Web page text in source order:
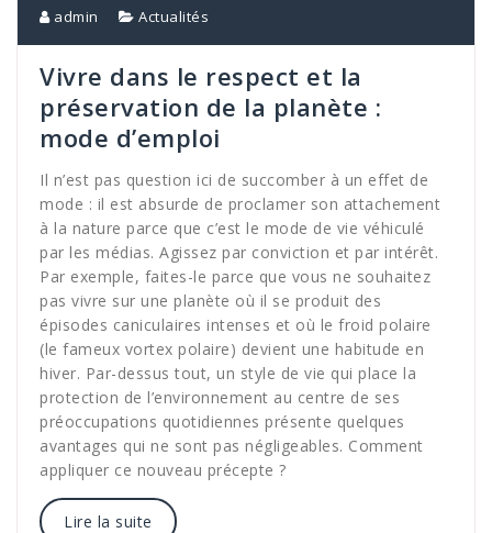
admin Actualités
Vivre dans le respect et la
préservation de la planète :
mode d’emploi
Il n’est pas question ici de succomber à un effet de
mode : il est absurde de proclamer son attachement
à la nature parce que c’est le mode de vie véhiculé
par les médias. Agissez par conviction et par intérêt.
Par exemple, faites-le parce que vous ne souhaitez
pas vivre sur une planète où il se produit des
épisodes caniculaires intenses et où le froid polaire
(le fameux vortex polaire) devient une habitude en
hiver. Par-dessus tout, un style de vie qui place la
protection de l’environnement au centre de ses
préoccupations quotidiennes présente quelques
avantages qui ne sont pas négligeables. Comment
appliquer ce nouveau précepte ?
Lire la suite